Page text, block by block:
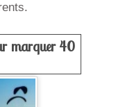
marquer 40